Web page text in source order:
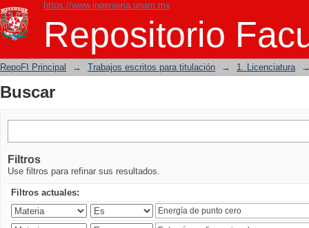
https://www.ingenieria.unam.mx
Repositorio
Buscar
RepoFI Principal → Trabajos escritos para titulación → 1. Licenciatura
Buscar
Filtros
Use filtros para refinar sus resultados.
Filtros actuales: